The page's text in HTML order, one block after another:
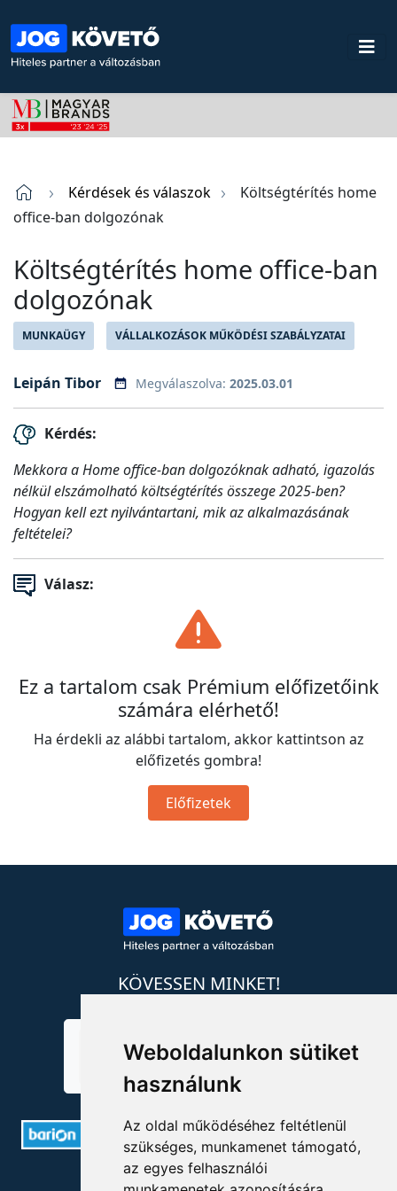
Weboldalunkon sütiket
használunk
Az oldal működéséhez feltétlenül
szükséges, munkamenet támogató,
az egyes felhasználói
Kérdések és válaszok
Költségtérítés home
office-ban dolgozónak
Költségtérítés home office-ban
dolgozónak
MUNKAÜGY VÁLLALKOZÁSOK MŰKÖDÉSI SZABÁLYZATAI
Leipán Tibor Megválaszolva: 2025.03.01
Kérdés:
Mekkora a Home office-ban dolgozóknak adható, igazolás
nélkül elszámolható költségtérítés összege 2025-ben?
Hogyan kell ezt nyilvántartani, mik az alkalmazásának
feltételei?
Válasz:
Ez a tartalom csak Prémium előfizetőink
számára elérhető!
Ha érdekli az alábbi tartalom, akkor kattintson az
előfizetés gombra!
Előfizetek
KÖVESSEN MINKET!
ELÉRHETŐSÉGEK